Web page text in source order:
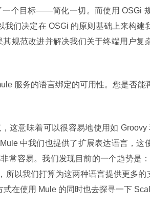
一个目标——简化一切。而使用 OSGi
们决定在 OSGi 的原则基础上来构建
规范改进并解决我们关于终端用户复
服务的语言绑定的可用性。您是否能
这意味着可以很容易地使用如
中我们也提供了扩展表达语言，这
常容易。我们发现目前的一个趋势是
所以我们打算为这两种语言提供更多
在使用 Mule 的同时也去探寻一下